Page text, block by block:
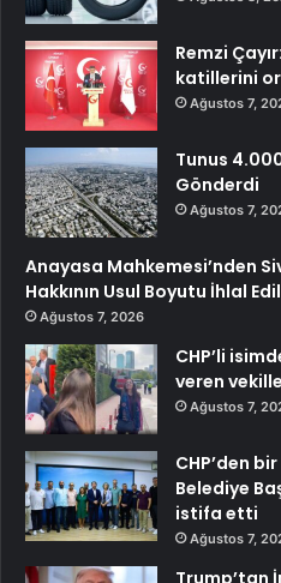
Remzi
katillerini
Ağustos 7,
Tunus
Gönderdi
Ağustos 7,
Anayasa Mahkemesi’nden
Hakkının Usul Boyutu İhlal
Ağustos 7, 2026
CHP’li
veren
Ağustos 7,
CHP’den
Belediye
istifa etti
Ağustos 7,